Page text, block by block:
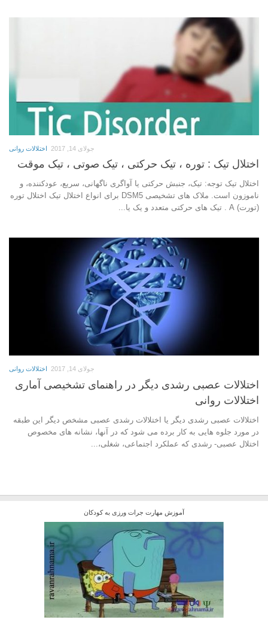
اختلالات روانی جولای 14, 2017
اختلال تیک : توره ، تیک حرکتی ، تیک صوتی ، تیک موقت
اختلال تیک توجه: تیک، جنبش حرکتی یا آواگری ناگهانی، سریع، عودکننده، و
ناموزون است. ملاک های تشخیصی DSM5 برای انواع اختلال تیک اختلال توره
(تورت) A . تیک های حرکتی متعدد و یک یا...
اختلالات روانی جولای 14, 2017
اختلالات عصبی رشدی دیگر در راهنمای تشخیصی آماری
اختلالات روانی
اختلالات عصبی رشدی دیگر یا اختلالات رشدی عصبی مشخص دیگر این طبقه
در مورد جلوه هایی به کار برده می شود که در آنها، نشانه های مخصوص
اختلال عصبی- رشدی که عملکرد اجتماعی، شغلی،...
آموزش مهارت جرات ورزی به کودکان